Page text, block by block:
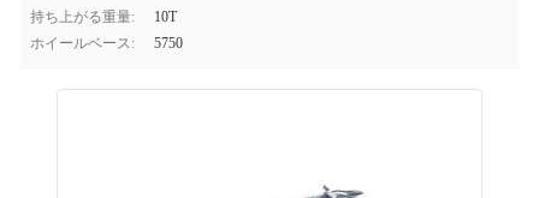
持ち上がる重量:
10T
ホイールベース:
5750